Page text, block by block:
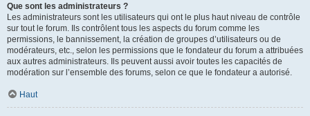
Que sont les administrateurs ?
Les administrateurs sont les utilisateurs qui ont le plus haut niveau de contrôle
sur tout le forum. Ils contrôlent tous les aspects du forum comme les
permissions, le bannissement, la création de groupes d’utilisateurs ou de
modérateurs, etc., selon les permissions que le fondateur du forum a attribuées
aux autres administrateurs. Ils peuvent aussi avoir toutes les capacités de
modération sur l’ensemble des forums, selon ce que le fondateur a autorisé.
Haut